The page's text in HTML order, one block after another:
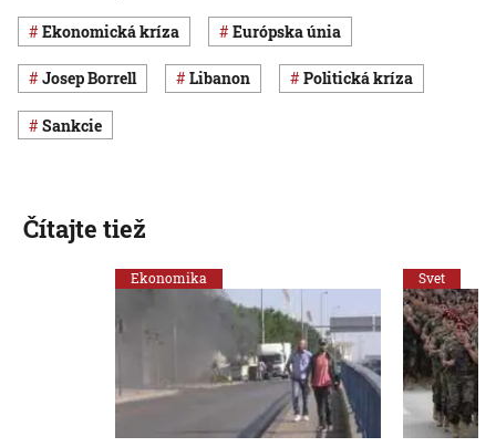
ekonomická kríza Európska únia
Josep Borrell Libanon politická kríza
sankcie
Čítajte tiež
Ekonomika Svet